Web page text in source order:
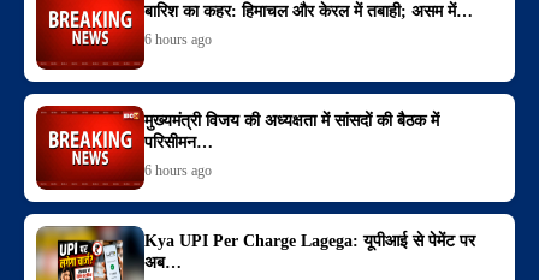
बारिश का कहर: हिमाचल और केरल में तबाही; असम में…
6 hours ago
मुख्यमंत्री विजय की अध्यक्षता में सांसदों की बैठक में
परिसीमन…
6 hours ago
Kya UPI Per Charge Lagega: यूपीआई से पेमेंट पर
अब…